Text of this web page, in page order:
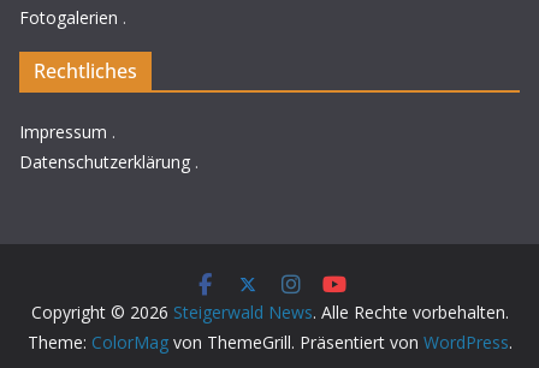
Fotogalerien .
Rechtliches
Impressum .
Datenschutzerklärung .
Copyright © 2026 Steigerwald News. Alle Rechte vorbehalten.
Theme: ColorMagvon ThemeGrill. Präsentiert von WordPress.